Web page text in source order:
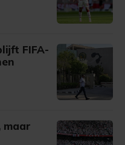
FIFA-
maar